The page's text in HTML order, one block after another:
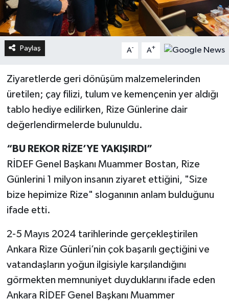
Paylaş A- A+
Ziyaretlerde geri dönüşüm malzemelerinden
üretilen; çay filizi, tulum ve kemençenin yer aldığı
tablo hediye edilirken, Rize Günlerine dair
değerlendirmelerde bulunuldu.
“BU REKOR RİZE’YE YAKIŞIRDI”
RİDEF Genel Başkanı Muammer Bostan, Rize
Günlerini 1 milyon insanın ziyaret ettiğini, "Size
bize hepimize Rize" sloganının anlam bulduğunu
ifade etti.
2-5 Mayıs 2024 tarihlerinde gerçekleştirilen
Ankara Rize Günleri’nin çok başarılı geçtiğini ve
vatandaşların yoğun ilgisiyle karşılandığını
görmekten memnuniyet duyduklarını ifade eden
Ankara RİDEF Genel Başkanı Muammer